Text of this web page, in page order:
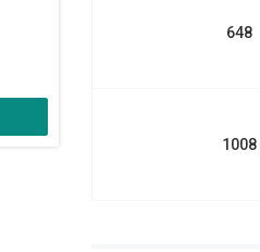
648
1008